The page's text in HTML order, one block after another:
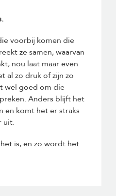
voorbij komen die
ze samen, waarvan
nou laat maar even
al zo druk of zijn zo
wel goed om die
Anders blijft het
en komt het er straks
uit.
is, en zo wordt het